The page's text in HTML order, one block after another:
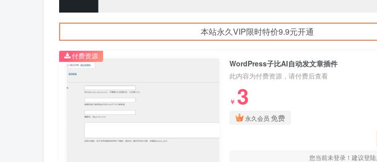
本站永久VIP限时特价9.9元开通
WordPress子比AI自动发文章插件
此内容为付费资源，请付费后查看
￥ 3
永久会员 免费
您当前未登录！建议登
付费资源